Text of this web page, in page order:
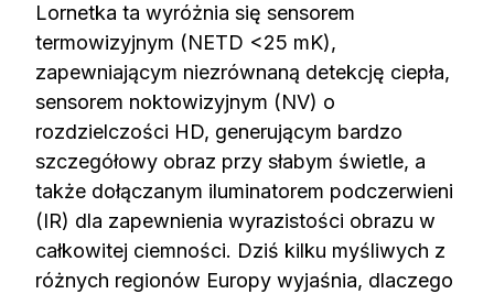
Lornetka ta wyróżnia się sensorem
termowizyjnym (NETD <25 mK),
zapewniającym niezrównaną detekcję ciepła,
sensorem noktowizyjnym (NV) o
rozdzielczości HD, generującym bardzo
szczegółowy obraz przy słabym świetle, a
także dołączanym iluminatorem podczerwieni
(IR) dla zapewnienia wyrazistości obrazu w
całkowitej ciemności. Dziś kilku myśliwych z
różnych regionów Europy wyjaśnia, dlaczego